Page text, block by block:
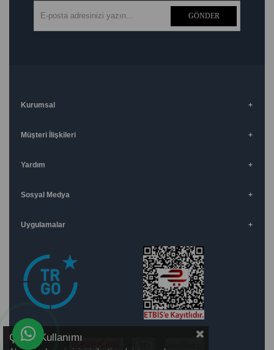
GÖNDER
Kurumsal
Müşteri İlişkileri
Yardım
Sosyal Medya
Uygulamalar
Çerez Kullanımı